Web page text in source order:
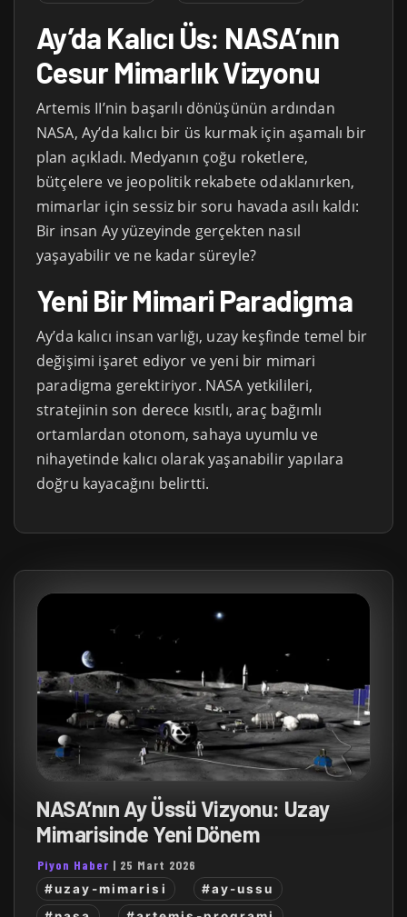
Ay’da Kalıcı Üs: NASA’nın
Cesur Mimarlık Vizyonu
Artemis II’nin başarılı dönüşünün ardından
NASA, Ay’da kalıcı bir üs kurmak için aşamalı bir
plan açıkladı. Medyanın çoğu roketlere,
bütçelere ve jeopolitik rekabete odaklanırken,
mimarlar için sessiz bir soru havada asılı kaldı:
Bir insan Ay yüzeyinde gerçekten nasıl
yaşayabilir ve ne kadar süreyle?
Yeni Bir Mimari Paradigma
Ay’da kalıcı insan varlığı, uzay keşfinde temel bir
değişimi işaret ediyor ve yeni bir mimari
paradigma gerektiriyor. NASA yetkilileri,
stratejinin son derece kısıtlı, araç bağımlı
ortamlardan otonom, sahaya uyumlu ve
nihayetinde kalıcı olarak yaşanabilir yapılara
doğru kayacağını belirtti.
NASA’nın Ay Üssü Vizyonu: Uzay
Mimarisinde Yeni Dönem
Piyon Haber | 25 Mart 2026
#uzay-mimarisi
#ay-ussu